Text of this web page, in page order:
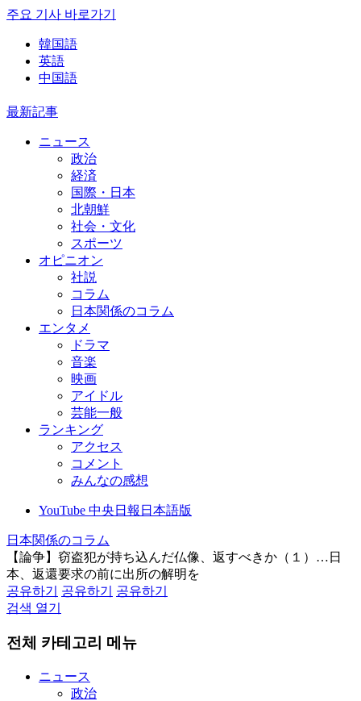
주요 기사 바로가기
韓国語
英語
中国語
最新記事
ニュース
政治
経済
国際・日本
北朝鮮
社会・文化
スポーツ
オピニオン
社説
コラム
日本関係のコラム
エンタメ
ドラマ
音楽
映画
アイドル
芸能一般
ランキング
アクセス
コメント
みんなの感想
YouTube 中央日報日本語版
日本関係のコラム
【論争】窃盗犯が持ち込んだ仏像、返すべきか（１）…日
本、返還要求の前に出所の解明を
공유하기
공유하기
공유하기
검색 열기
전체 카테고리 메뉴
ニュース
政治